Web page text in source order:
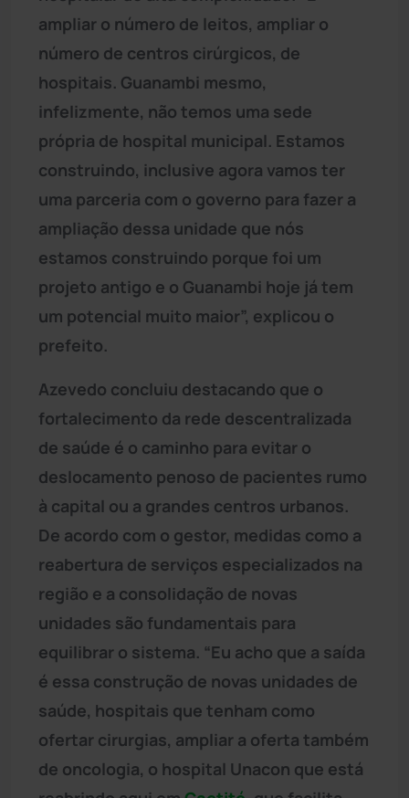
ampliar o número de leitos, ampliar o
número de centros cirúrgicos, de
hospitais. Guanambi mesmo,
infelizmente, não temos uma sede
própria de hospital municipal. Estamos
construindo, inclusive agora vamos ter
uma parceria com o governo para fazer a
ampliação dessa unidade que nós
estamos construindo porque foi um
projeto antigo e o Guanambi hoje já tem
um potencial muito maior”, explicou o
prefeito.
Azevedo concluiu destacando que o
fortalecimento da rede descentralizada
de saúde é o caminho para evitar o
deslocamento penoso de pacientes rumo
à capital ou a grandes centros urbanos.
De acordo com o gestor, medidas como a
reabertura de serviços especializados na
região e a consolidação de novas
unidades são fundamentais para
equilibrar o sistema. “Eu acho que a saída
é essa construção de novas unidades de
saúde, hospitais que tenham como
ofertar cirurgias, ampliar a oferta também
de oncologia, o hospital Unacon que está